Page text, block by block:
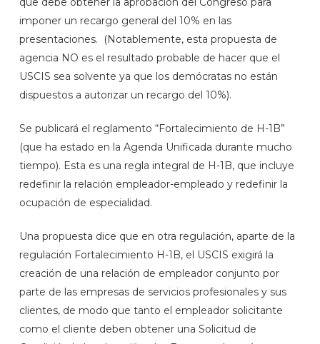
imponer un recargo general del 10% en las
presentaciones. (Notablemente, esta propuesta de
agencia NO es el resultado probable de hacer que el
USCIS sea solvente ya que los demócratas no están
dispuestos a autorizar un recargo del 10%).
Se publicará el reglamento “Fortalecimiento de H-1B”
(que ha estado en la Agenda Unificada durante mucho
tiempo). Esta es una regla integral de H-1B, que incluye
redefinir la relación empleador-empleado y redefinir la
ocupación de especialidad.
Una propuesta dice que en otra regulación, aparte de la
regulación Fortalecimiento H-1B, el USCIS exigirá la
creación de una relación de empleador conjunto por
parte de las empresas de servicios profesionales y sus
clientes, de modo que tanto el empleador solicitante
como el cliente deben obtener una Solicitud de